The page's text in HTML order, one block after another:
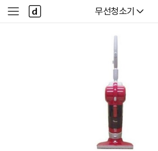
다나와
무선청소기
사
이
다
나
와